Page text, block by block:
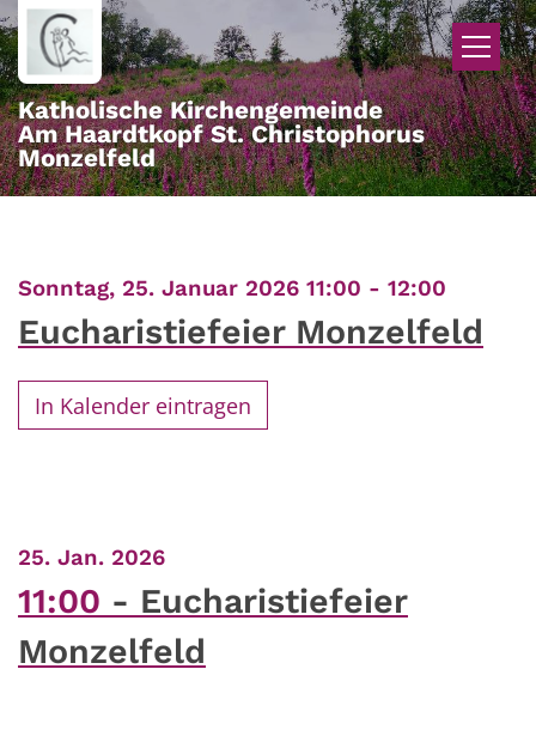
Zum Inhalt springen
Katholische Kirchengemeinde
Am Haardtkopf St. Christophorus
Monzelfeld
Sonntag, 25. Januar 2026 11:00 - 12:00
Eucharistiefeier Monzelfeld
In Kalender eintragen
25. Jan. 2026:
11:00
Eucharistiefeier
Monzelfeld